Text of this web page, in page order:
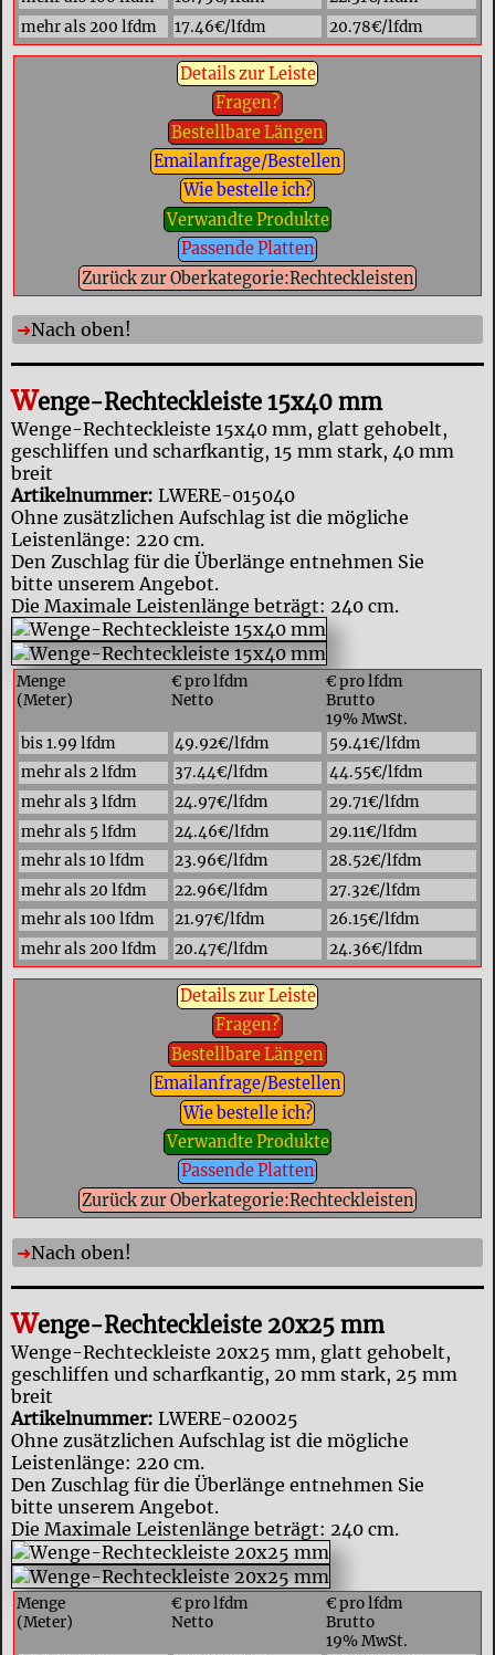
mehr als 200 lfdm
17.46€/lfdm 20.78€/lfdm
Details zur Leiste
Fragen?
Bestellbare Längen
Emailanfrage/Bestellen
Wie bestelle ich?
Verwandte Produkte
Passende Platten
Zurück zur Oberkategorie:Rechteckleisten
Nach oben!
Wenge-Rechteckleiste 15x40 mm
Wenge-Rechteckleiste 15x40 mm, glatt gehobelt,
geschliffen und scharfkantig, 15 mm stark, 40 mm
breit
Artikelnummer: LWERE-015040
Ohne zusätzlichen Aufschlag ist die mögliche
Leistenlänge: 220 cm.
Den Zuschlag für die Überlänge entnehmen Sie
bitte unserem Angebot.
Die Maximale Leistenlänge beträgt: 240 cm.
Menge
(Meter)
€ pro lfdm
Netto
€ pro lfdm
Brutto
19% MwSt.
bis 1.99 lfdm
49.92€/lfdm
59.41€/lfdm
mehr als 2 lfdm
37.44€/lfdm
44.55€/lfdm
mehr als 3 lfdm
24.97€/lfdm
29.71€/lfdm
mehr als 5 lfdm
24.46€/lfdm
29.11€/lfdm
mehr als 10 lfdm
23.96€/lfdm
28.52€/lfdm
mehr als 20 lfdm
22.96€/lfdm
27.32€/lfdm
mehr als 100 lfdm
21.97€/lfdm
26.15€/lfdm
mehr als 200 lfdm
20.47€/lfdm 24.36€/lfdm
Details zur Leiste
Fragen?
Bestellbare Längen
Emailanfrage/Bestellen
Wie bestelle ich?
Verwandte Produkte
Passende Platten
Zurück zur Oberkategorie:Rechteckleisten
Nach oben!
Wenge-Rechteckleiste 20x25 mm
Wenge-Rechteckleiste 20x25 mm, glatt gehobelt,
geschliffen und scharfkantig, 20 mm stark, 25 mm
breit
Artikelnummer: LWERE-020025
Ohne zusätzlichen Aufschlag ist die mögliche
Leistenlänge: 220 cm.
Den Zuschlag für die Überlänge entnehmen Sie
bitte unserem Angebot.
Die Maximale Leistenlänge beträgt: 240 cm.
Menge
(Meter)
€ pro lfdm
Netto
€ pro lfdm
Brutto
19% MwSt.